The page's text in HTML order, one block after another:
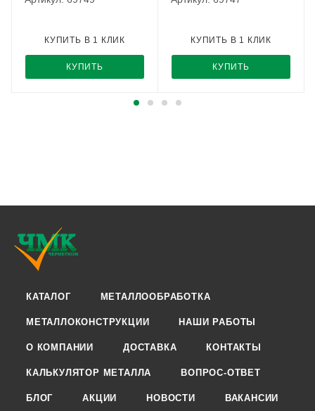
КУПИТЬ
КУПИТЬ В 1 КЛИК
КУПИТЬ
КУПИТЬ В 1 КЛИК
КАТАЛОГ МЕТАЛЛООБРАБОТКА
МЕТАЛЛОКОНСТРУКЦИИ НАШИ РАБОТЫ
О КОМПАНИИ ДОСТАВКА КОНТАКТЫ
КАЛЬКУЛЯТОР МЕТАЛЛА ВОПРОС-ОТВЕТ
БЛОГ АКЦИИ НОВОСТИ ВАКАНСИИ